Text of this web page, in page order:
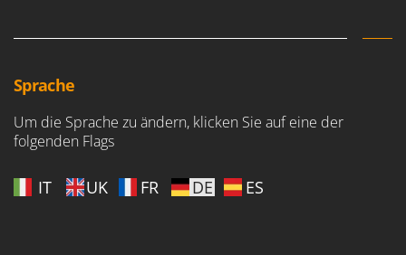
Worx
Y Yard Force
Z
Zanon
ZGrills
Sprache
Um die Sprache zu ändern, klicken Sie auf eine der
folgenden Flags
IT UK FR DE ES